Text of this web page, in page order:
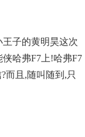
子的黄明昊这次
哈弗F7上!哈弗F7
而且,随叫随到,只